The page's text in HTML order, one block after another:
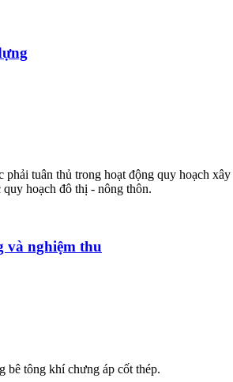
tuân thủ trong hoạt động quy hoạch
hoạch đô thị - nông thôn.
và nghiệm thu
bê tông khí chưng áp cốt thép.